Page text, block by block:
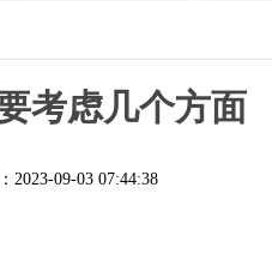
考虑几个方面
2023-09-03 07:44:38